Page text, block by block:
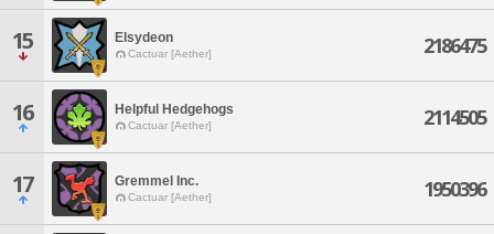
15 Elsydeon
Cactuar [Aether] 2186475
16 Helpful Hedgehogs
Cactuar [Aether] 2114505
17 Gremmel Inc.
Cactuar [Aether] 1950396